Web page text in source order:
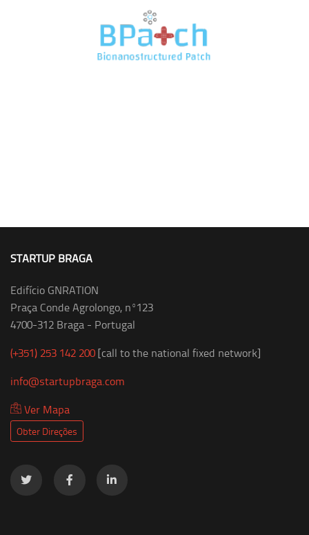
STARTUP BRAGA
Edifício GNRATION
Praça Conde Agrolongo, nº123
4700-312 Braga - Portugal
(+351) 253 142 200[call to the national fixed network]
info@startupbraga.com
Ver Mapa
Obter Direções